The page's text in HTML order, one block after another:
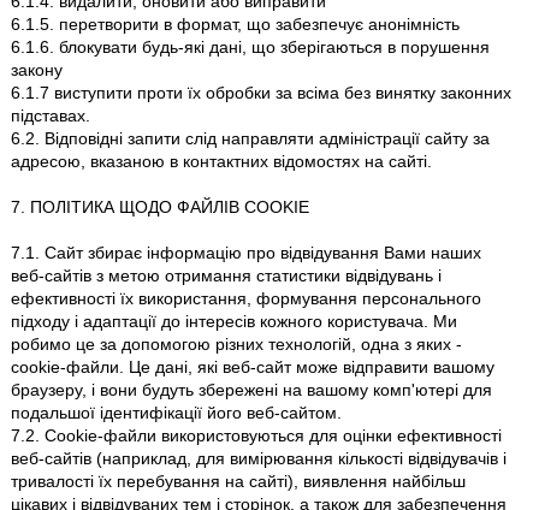
6.1.5. перетворити в формат, що забезпечує анонімність
6.1.6. блокувати будь-які дані, що зберігаються в порушення
закону
6.1.7 виступити проти їх обробки за всіма без винятку законних
підставах.
6.2. Відповідні запити слід направляти адміністрації сайту за
адресою, вказаною в контактних відомостях на сайті.
7. ПОЛІТИКА ЩОДО ФАЙЛІВ COOKIE
7.1. Сайт збирає інформацію про відвідування Вами наших
веб-сайтів з метою отримання статистики відвідувань і
ефективності їх використання, формування персонального
підходу і адаптації до інтересів кожного користувача. Ми
робимо це за допомогою різних технологій, одна з яких -
cookie-файли. Це дані, які веб-сайт може відправити вашому
браузеру, і вони будуть збережені на вашому комп'ютері для
подальшої ідентифікації його веб-сайтом.
7.2. Cookie-файли використовуються для оцінки ефективності
веб-сайтів (наприклад, для вимірювання кількості відвідувачів і
тривалості їх перебування на сайті), виявлення найбільш
цікавих і відвідуваних тем і сторінок, а також для забезпечення